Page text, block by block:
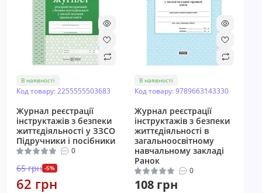
В наявності
Код товару: 2255555503683
Журнал реєстрації
інструктажів з безпеки
життєдіяльності у ЗЗСО
Пiдручники i посiбники
0
65 грн -5%
62 грн
В наявності
Код товару: 9789663143330
Журнал реєстрації
інструктажів з безпеки
життєдіяльності в
загальноосвітному
навчальному закладі
Ранок
0
108 грн